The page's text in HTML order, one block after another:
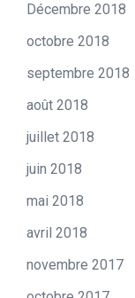
Décembre 2018
octobre 2018
septembre 2018
août 2018
juillet 2018
juin 2018
mai 2018
avril 2018
novembre 2017